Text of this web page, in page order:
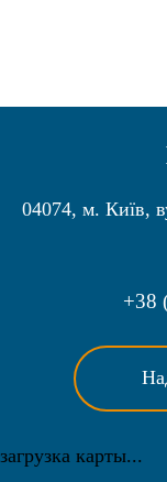
04074, м. Київ,
+38
загрузка карты...